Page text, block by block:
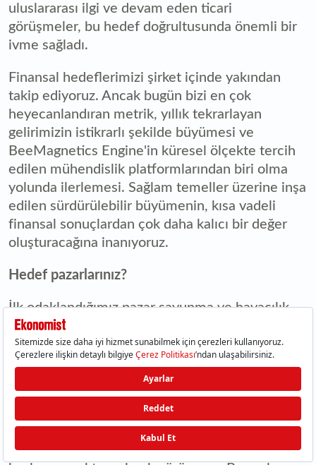
uluslararası ilgi ve devam eden ticari
görüşmeler, bu hedef doğrultusunda önemli bir
ivme sağladı.
Finansal hedeflerimizi şirket içinde yakından
takip ediyoruz. Ancak bugün bizi en çok
heyecanlandıran metrik, yıllık tekrarlayan
gelirimizin istikrarlı şekilde büyümesi ve
BeeMagnetics Engine'in küresel ölçekte tercih
edilen mühendislik platformlarından biri olma
yolunda ilerlemesi. Sağlam temeller üzerine inşa
edilen sürdürülebilir büyümenin, kısa vadeli
finansal sonuçlardan çok daha kalıcı bir değer
oluşturacağına inanıyoruz.
Hedef pazarlarınız?
İlk odaklandığımız pazar savunma ve havacılık.
Bunun temel nedeni, bu sektörlerde tasarım
doğruluğu, güvenilirlik ve sistem performansına
ilişkin beklentilerin en yüksek seviyede olması.
Bu ölçekte geliştirilen bir mühendislik
platformunun oluşturduğu değer, doğal olarak
diğer endüstrilere de taşınabiliyor.
Bu nedenle savunma ve havacılığı stratejik bir